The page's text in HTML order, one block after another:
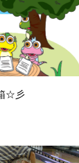
☆彡